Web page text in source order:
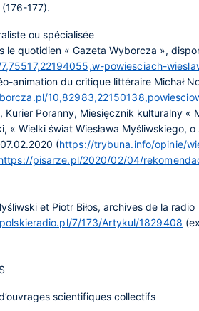
177).
ou spécialisée
le quotidien « Gazeta Wyborcza »,
powiesciach-
animation du critique littéraire Michał
Poranny, Miesięcznik kulturalny «
Wielki świat Wiesława Myśliwskiego, o
(https://trybuna.info/opinie/
pisarze.pl/2020/02/04/
et Piotr Biłos, archives de la radio
7/173/Artykul/1829408
scientifiques collectifs